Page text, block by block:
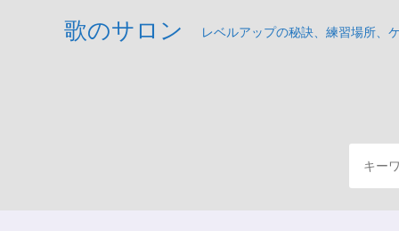
歌のサロン レベルアップの秘訣、練習場所、